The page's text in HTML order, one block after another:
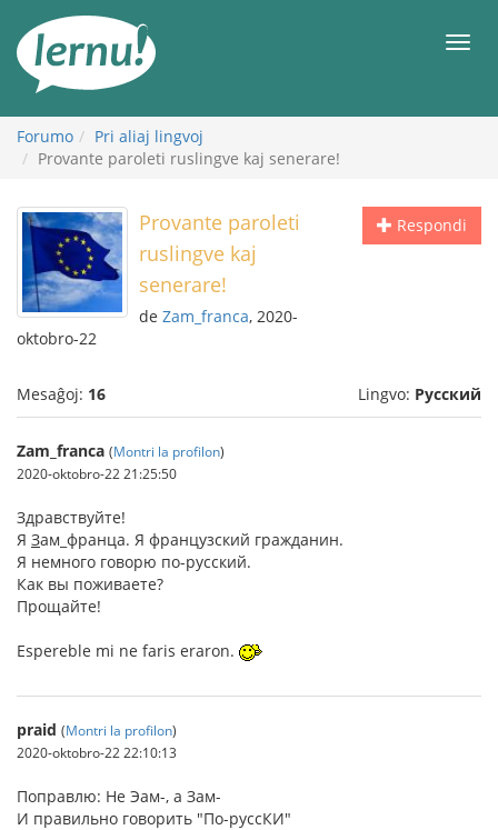
enhavo
Forumo
Pri aliaj lingvoj
Provante paroleti ruslingve kaj senerare!
Respondi
Provante paroleti
ruslingve kaj
senerare!
de Zam_franca, 2020-
oktobro-22
Mesaĝoj: 16 Lingvo: Русский
Zam_franca (Montri la profilon)
2020-oktobro-22 21:25:50
Здравствуйте!
Я Зам_франца. Я французский гражданин.
Я немного говорю по-русский.
Как вы поживаете?
Прощайте!
Espereble mi ne faris eraron.
praid (Montri la profilon)
2020-oktobro-22 22:10:13
Поправлю: Не Эам-, а Зам-
И правильно говорить "По-руссКИ"